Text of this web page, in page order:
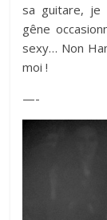
sa guitare, je
gêne
sexy… Non
moi !
—-